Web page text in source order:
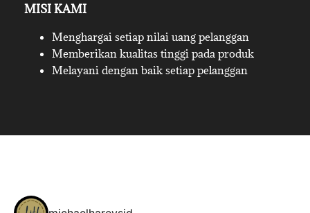
MISI KAMI
Menghargai setiap nilai uang pelanggan
Memberikan kualitas tinggi pada produk
Melayani dengan baik setiap pelanggan